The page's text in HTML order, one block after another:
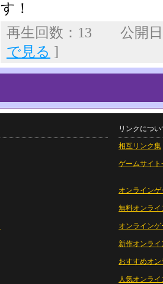
す！
再生回数：13 公開
で見る ]
リンクについ
相互リンク集
ゲームサイト
オンラインゲ
無料オンライ
オンライン
新作オンライ
おすすめオ
人気オンラ